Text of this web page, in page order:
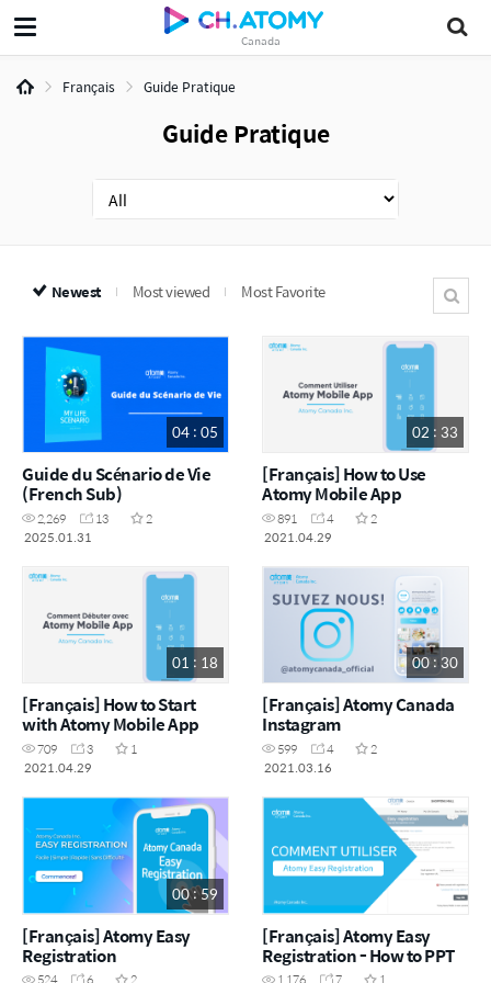
Canada
Français Guide Pratique
Guide Pratique
Newest Most viewed Most Favorite
04 : 05
Guide du Scénario de Vie
(French Sub)
2,269 13
2
2025.01.31
02 : 33
[Français] How to Use
Atomy Mobile App
891 4
2
2021.04.29
01 : 18
[Français] How to Start
with Atomy Mobile App
709 3
1
2021.04.29
00 : 30
[Français] Atomy Canada
Instagram
599 4
2
2021.03.16
00 : 59
[Français] Atomy Easy
Registration
[Français] Atomy Easy
Registration - How to PPT